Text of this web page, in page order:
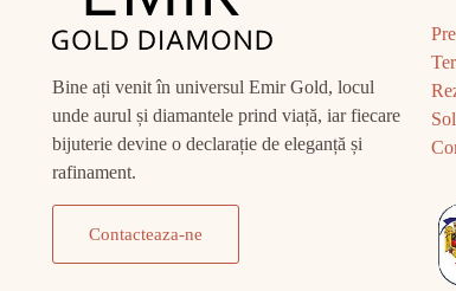
Bine ați venit în universul Emir Gold, locul
unde aurul și diamantele prind viață, iar fiecare
bijuterie devine o declarație de eleganță și
rafinament.
Contacteaza-ne